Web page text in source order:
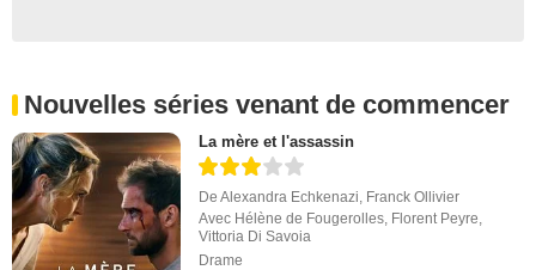
Nouvelles séries venant de commencer
La mère et l'assassin
DeAlexandra Echkenazi Franck Ollivier
Avec Hélène de Fougerolles Florent Peyre
Vittoria Di Savoia
Drame